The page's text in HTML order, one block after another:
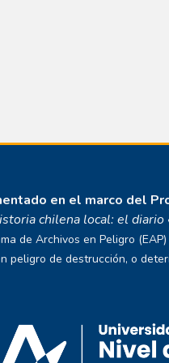
en el marco del
chilena local: el
de Archivos en Peligro
peligro de destrucción, o